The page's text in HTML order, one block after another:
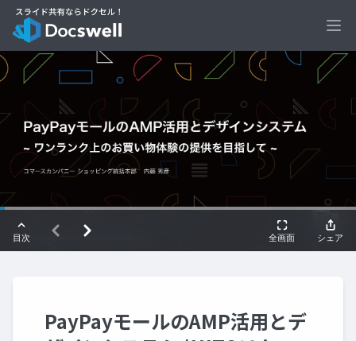
PayPayモールのAMP活用とデ